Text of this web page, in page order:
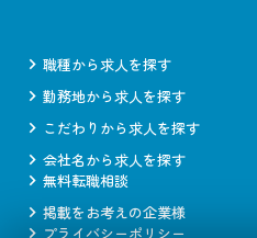
職種から求人を探す
勤務地から求人を探す
こだわりから求人を探す
会社名から求人を探す
無料転職相談
掲載をお考えの企業様
プライバシーポリシー